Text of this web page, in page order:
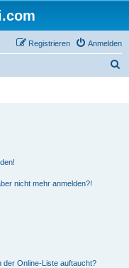
Anmelden
Registrieren
nicht mehr anmelden?!
der Online-Liste auftaucht?